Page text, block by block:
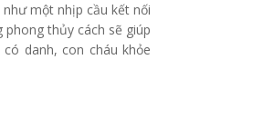
một nhịp cầu kết nối
thủy cách sẽ giúp
danh, con cháu khỏe